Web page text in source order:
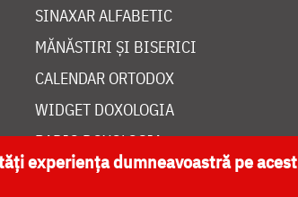
SINAXAR ALFABETIC
MĂNĂSTIRI ȘI BISERICI
CALENDAR ORTODOX
WIDGET DOXOLOGIA
RADIO DOXOLOGIA
experiența dumneavoastră pe acest